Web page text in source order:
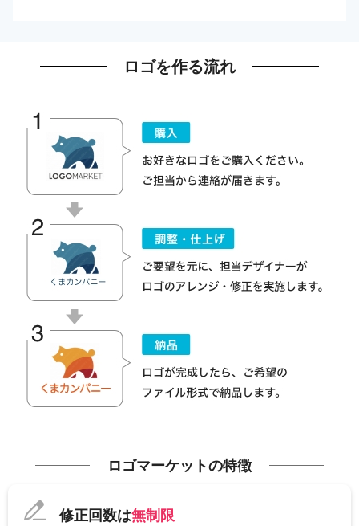
ロゴを作る流れ
ロゴマーケットの特徴
修正回数は無制限